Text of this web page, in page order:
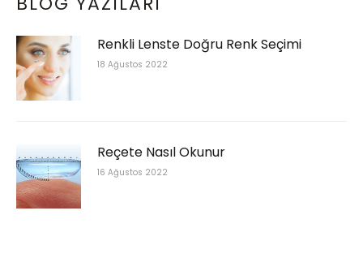
Renkli Lenste Doğru Renk Seçimi
18 Ağustos 2022
Reçete Nasıl Okunur
16 Ağustos 2022